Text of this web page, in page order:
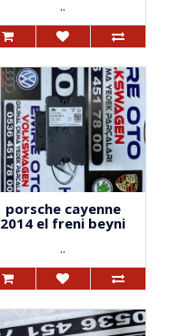
..
porsche cayenne
2014 el freni beyni
..